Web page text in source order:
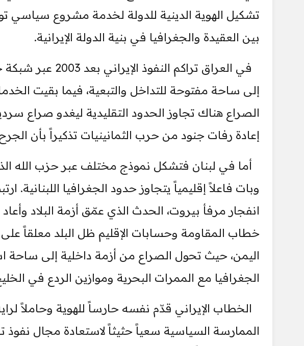
تشكيل الهوية الدينية للدولة لخدمة مشروع سياسي
بين العقيدة والجغرافيا في بنية الدولة الإيرانية.
في العراق تراكم
إلى ساحة مفتوحة للتداخل والتبعية، فيما بقيت
الصراع هناك تجاوز الحدود التقليدية ليغدو صراع
إعادة رفات جنود من حرب الثمانينيات تذكيراً بأن
أما في لبنان فتشكل نموذج مختلف عبر حزب الله
وبات فاعلاً إقليمياً يتجاوز حدود الجغرافيا اللبنانية.
انفجار مرفأ بيروت، الحدث الذي عمّق أزمة البلاد
خطاب المقاومة وحسابات الإقليم ظل البلد معلقاً
اليمن، حيث تحول الصراع من أزمة داخلية إلى ساحة
الجغرافيا مع الممرات البحرية وموازين الردع في
الخطاب الإيراني قدّم نفسه حارساً للهوية وحاملاً
الممارسة السياسية سعياً حثيثاً لاستعادة مجال